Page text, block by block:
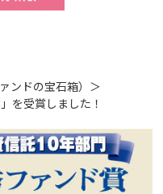
ンドの宝石箱）＞
を受賞しました！